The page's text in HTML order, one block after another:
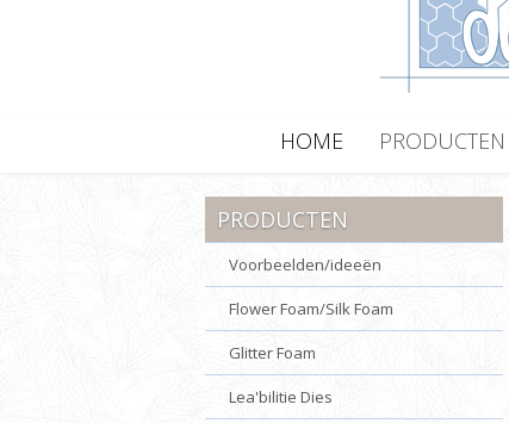
HOME PRODUCTEN
PRODUCTEN
Voorbeelden/ideeën
Flower Foam/Silk Foam
Glitter Foam
Lea'bilitie Dies